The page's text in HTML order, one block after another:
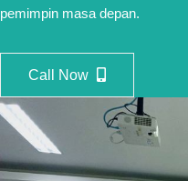
pemimpin masa depan.
Call Now